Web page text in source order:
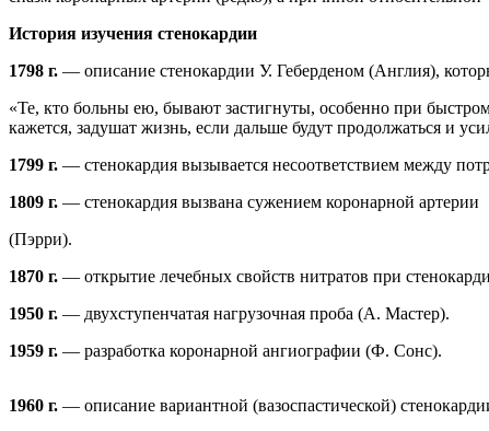
История изучения стенокардии
1798 г. — описание стенокардии У. Геберденом (Англия),
«Те, кто больны ею, бывают застигнуты, особенно при
кажется, задушат жизнь, если дальше будут продолжаться и
1799 г. — стенокардия вызывается несоответствием между
1809 г. — стенокардия вызвана сужением коронарной артерии
(Пэрри).
1870 г. — открытие лечебных свойств нитратов при
1950 г. — двухступенчатая нагрузочная проба (А. Мастер).
1959 г. — разработка коронарной ангиографии (Ф. Сонс).
1960 г. — описание вариантной (вазоспастической)